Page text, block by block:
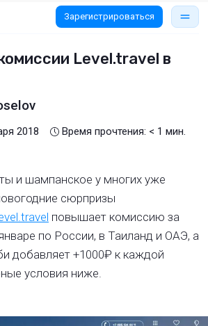
Зарегистрироваться
Level.travel в
2018 Время прочтения: < 1 мин.
и шампанское у многих уже
сюрпризы
повышает комиссию за
по России, в Таиланд и ОАЭ, а
добавляет +1000₽ к каждой
условия ниже.